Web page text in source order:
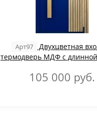
Арт97
Двухцветная
термодверь МДФ с
105 000 руб.